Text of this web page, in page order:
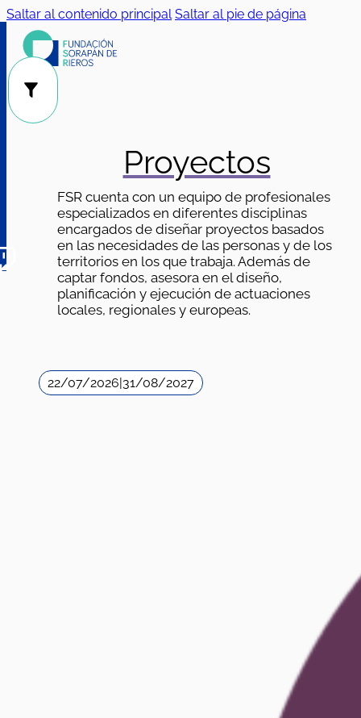
Saltar al contenido principal Saltar al pie de página
Proyectos
FSR cuenta con un equipo de profesionales
especializados en diferentes disciplinas
encargados de diseñar proyectos basados
en las necesidades de las personas y de los
territorios en los que trabaja. Además de
captar fondos, asesora en el diseño,
planificación y ejecución de actuaciones
locales, regionales y europeas.
22/07/2026|31/08/2027